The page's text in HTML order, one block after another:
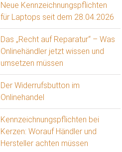
Neue Kennzeichnungspflichten
für Laptops seit dem 28.04.2026
Das „Recht auf Reparatur“ – Was
Onlinehändler jetzt wissen und
umsetzen müssen
Der Widerrufsbutton im
Onlinehandel
Kennzeichnungspflichten bei
Kerzen: Worauf Händler und
Hersteller achten müssen